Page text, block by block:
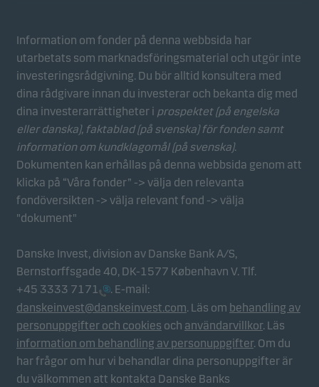
Information om fonder på denna webbsida har
utarbetats som marknadsföringsmaterial och utgör inte
investeringsrådgivning. Du bör alltid konsultera med
dina rådgivare innan du investerar och bekanta dig med
dina investerarrättigheter i prospektet (på engelska
eller danska), faktablad(på svenska) för fonden samt
information om kundklagomål (på svenska).
Dokumenten kan erhållas på denna webbsida genom att
klicka på “Våra fonder” -> välja den relevanta
fondöversikten -> välja relevant fond -> välja
"dokument"
Danske Invest, division av Danske Bank A/S,
Bernstorffsgade 40, DK-1577 København V. Tlf.
+45 3333 7171
. E-mail:
danskeinvest@danskeinvest.com. Läs om behandling av
personuppgifter och cookies och användarvillkor. Läs
information om behandling av personuppgifter. Om du
har frågor om hur vi behandlar dina personuppgifter är
du välkommen att kontakta Danske Banks
inställningar och de påverkar hur sidorna visas.
Statistikcookies
Vi använder statistikcookies för att spåra beteendet
hos besökare på vår webbplats i aggregerad form.
Detta gör det möjligt för oss att mäta och optimera
webbplatsens effektivitet.
Marknadsföringscookies
Marknadsföringscookies gör det möjligt för oss att
beteende så att vi kan tillhandahålla dig relevant
innehåll.